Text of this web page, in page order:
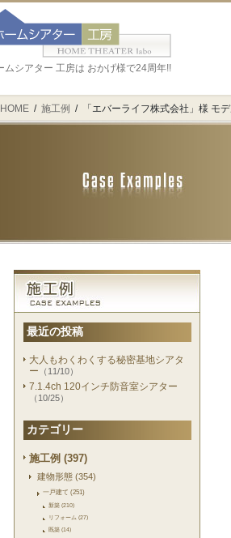
ムシアター 工房は おかげ様で24周年!!
HOME 施工例 「エバーライフ株式会社」様 モ
最近の投稿
大人もわくわくする秘密基地シアタ
ー （11/10）
7.1.4ch 120インチ防音室シアター
（10/25）
カテゴリー
施工例 (397)
建物形態 (354)
一戸建て (251)
新築 (210)
リフォーム (27)
既築 (14)